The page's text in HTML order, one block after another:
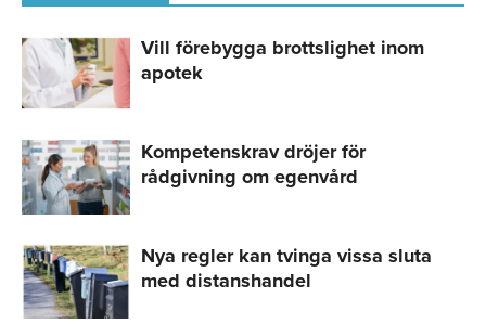
Vill förebygga brottslighet inom
apotek
Kompetenskrav dröjer för
rådgivning om egenvård
Nya regler kan tvinga vissa sluta
med distanshandel